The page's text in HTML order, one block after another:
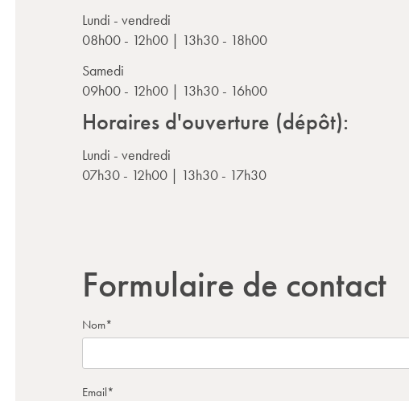
Lundi - vendredi
08h00 - 12h00 | 13h30 - 18h00
Samedi
09h00 - 12h00 | 13h30 - 16h00
Horaires d'ouverture (dépôt):
Lundi - vendredi
07h30 - 12h00 | 13h30 - 17h30
Formulaire de contact
Nom*
Email*